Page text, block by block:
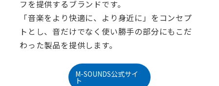
フを提供するブランドです。
「音楽をより快適に、より身近に」をコンセプ
トとし、音だけでなく使い勝手の部分にもこだ
わった製品を提供します。
M-SOUNDS公式サイ
ト